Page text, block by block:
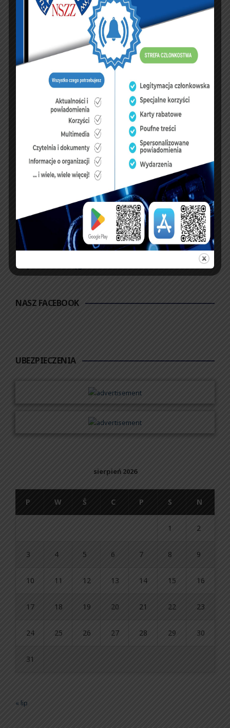
źródło:https://infosecurity24.pl/slubowanie-
studentow-i-start-podyplomowki-na-wskip-czyli-
rok-akademicki-czas-zaczac
PREVIOUS ARTICLE
Rządowa
demotywacja.
Związkowcy o
przyszłorocznych
finansach
NEXT ARTICLE
Mobilna strzelnica
kontenerowa dla SW.
Formacja wybrała
dostawcę.
KSIĘGA GOŚCI:
Zobacz księgę
dopisz do księgi
NASZ FACEBOOK
UBEZPIECZENIA
sierpień 2026
P W Ś C P S N
1 2
3 4 5 6 7 8 9
10 11 12 13 14 15 16
17 18 19 20 21 22 23
24 25 26 27 28 29 30
31
« lip